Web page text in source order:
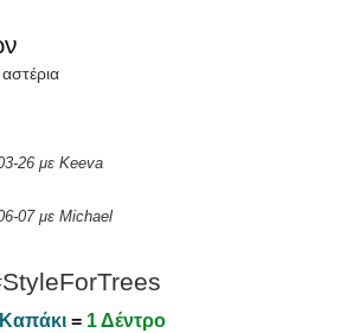
26 με Keeva
07 με Michael
= 1 Δέντρο